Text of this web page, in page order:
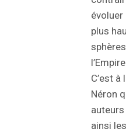
évoluer
plus
C’est à
Néron
ainsi